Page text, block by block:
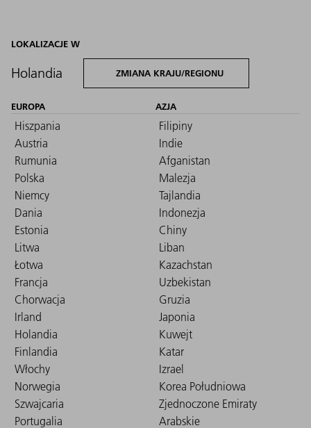
LOKALIZACJE W
Holandia ZMIANA KRAJU/REGIONU
EUROPA
Hiszpania
Austria
Rumunia
Polska
Niemcy
Dania
Estonia
Litwa
Łotwa
Francja
Chorwacja
Irland
Holandia
Finlandia
Włochy
Norwegia
Szwajcaria
Portugalia
AZJA
Filipiny
Indie
Afganistan
Malezja
Tajlandia
Indonezja
Chiny
Liban
Kazachstan
Uzbekistan
Gruzia
Japonia
Kuwejt
Katar
Izrael
Korea Południowa
Zjednoczone Emiraty
Arabskie